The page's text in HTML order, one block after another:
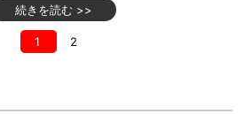
続きを読む >>
1 2